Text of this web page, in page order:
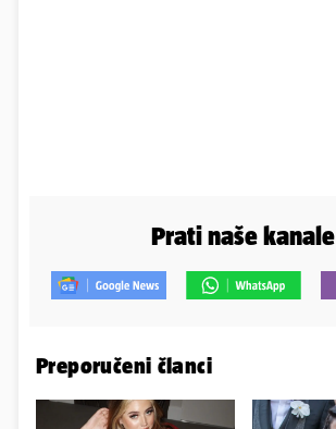
Prati naše kanale
Preporučeni članci